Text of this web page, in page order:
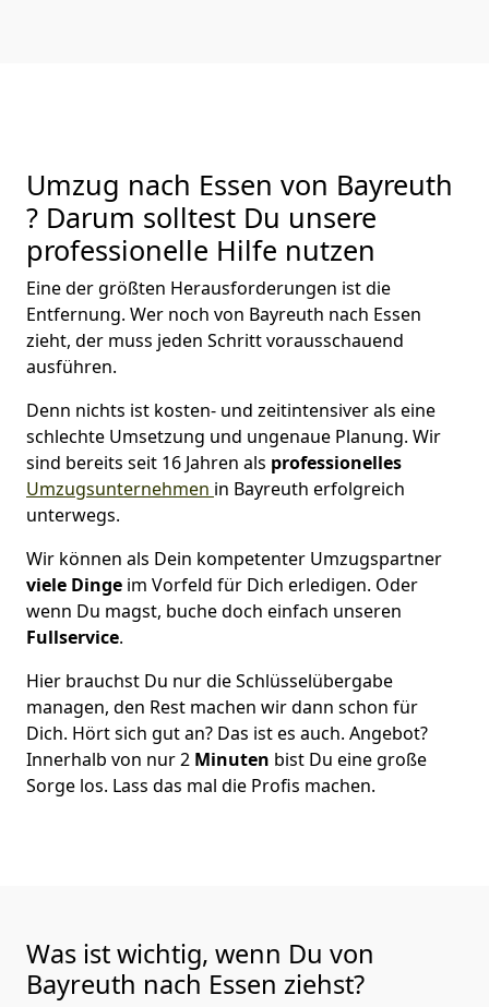
Umzug nach Essen von Bayreuth
? Darum solltest Du unsere
professionelle Hilfe nutzen
Eine der größten Herausforderungen ist die
Entfernung. Wer noch von Bayreuth nach Essen
zieht, der muss jeden Schritt vorausschauend
ausführen.
Denn nichts ist kosten- und zeitintensiver als eine
schlechte Umsetzung und ungenaue Planung. Wir
sind bereits seit 16 Jahren als professionelles
Umzugsunternehmen in Bayreuth erfolgreich
unterwegs.
Wir können als Dein kompetenter Umzugspartner
viele Dinge im Vorfeld für Dich erledigen. Oder
wenn Du magst, buche doch einfach unseren
Fullservice.
Hier brauchst Du nur die Schlüsselübergabe
managen, den Rest machen wir dann schon für
Dich. Hört sich gut an? Das ist es auch. Angebot?
Innerhalb von nur 2 Minuten bist Du eine große
Sorge los. Lass das mal die Profis machen.
Was ist wichtig, wenn Du von
Bayreuth nach Essen ziehst?